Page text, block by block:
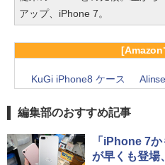
アップ、iPhone 7。
[Amazon
KuGi iPhone8 ケース
編集部のおすすめ記事
「iPhone 7
が早くも登場